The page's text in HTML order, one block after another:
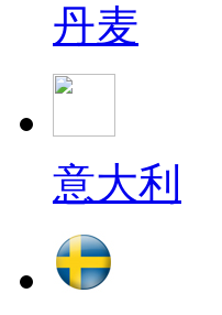
丹麦
意大利